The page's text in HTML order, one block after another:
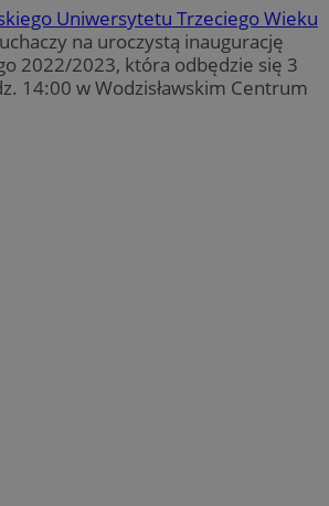
Uniwersytetu Trzeciego Wieku
na uroczystą inaugurację
2022/2023, która odbędzie się 3
14:00 w Wodzisławskim Centrum